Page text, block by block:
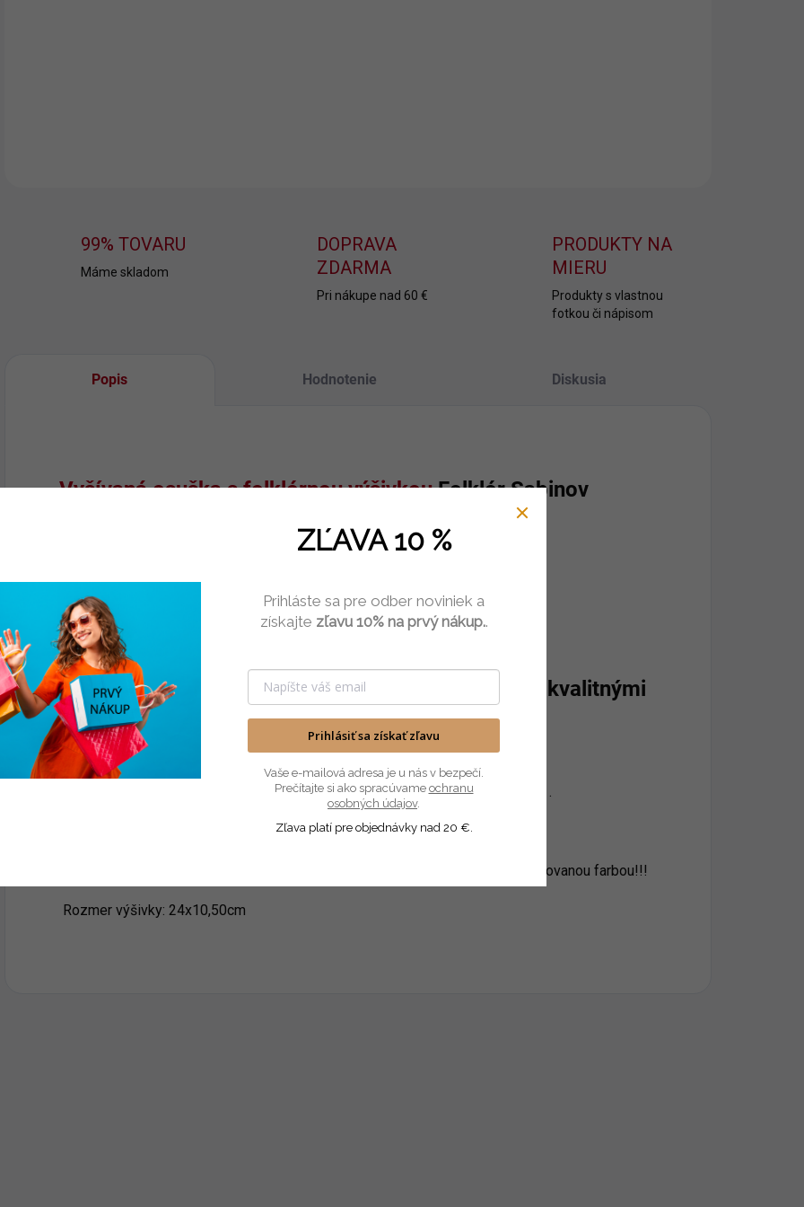
99% TOVARU
Máme skladom
DOPRAVA
ZDARMA
Pri nákupe nad 60 €
PRODUKTY NA
MIERU
Produkty s vlastnou
fotkou či nápisom
Popis Hodnotenie Diskusia
Vyšívaná osuška s folklórnou výšivkouFolklór Sabinov
- 400g gramáže
- rozmer 70x140cm
Vyšívané osušky s folklórnymi vzormi
sú vyšívané kvalitnými
viskózovými niťami.
Na výber máte 26 farieb osušiek.
Vyberte si farbu osušky, pritom Vám pomôžu obrázky z našejponuky osušiek
Farebnosť výšivky vzoru prispôsobujeme farbe vybranej osušky!!!
Ak máte záujem o jednofarebnú výšivku vpíšte to do poznámok spolu s požadovanou farbou!!!
Rozmer výšivky: 24x10,50cm
ZĽAVA 10 %
Prihláste sa pre odber noviniek a
získajte zľavu 10% na prvý nákup..
Prihlásiť sa získať zľavu
Vaše e-mailová adresa je u nás v bezpečí.
Prečítajte si ako spracúvame ochranu
osobných údajov.
Zľava platí pre objednávky nad 20 €.